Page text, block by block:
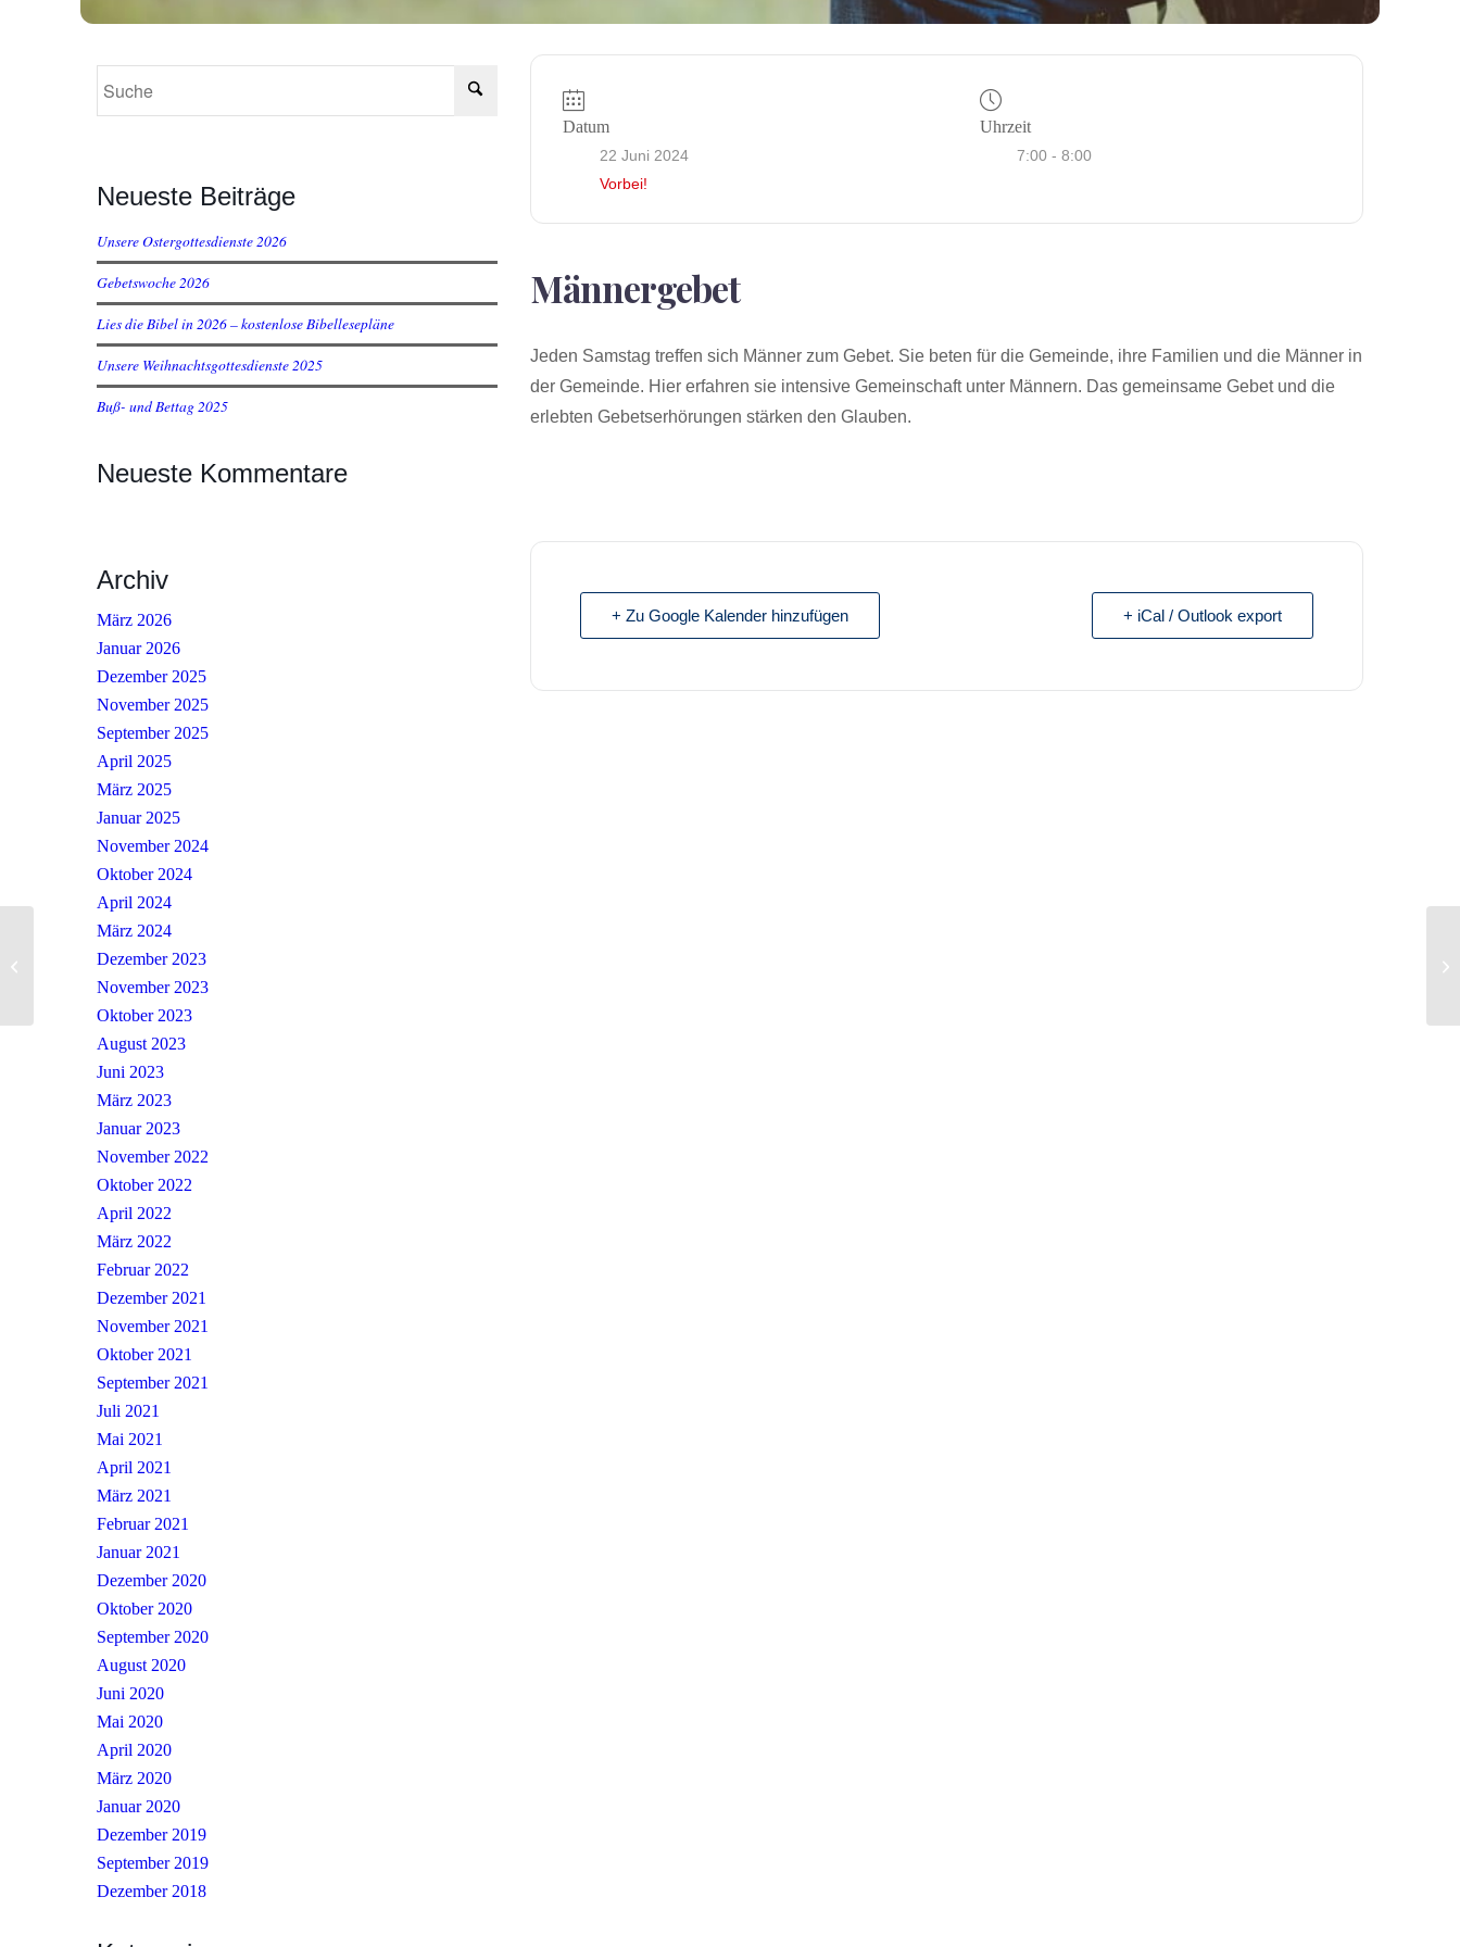
Neueste Beiträge
Unsere Ostergottesdienste 2026
Gebetswoche 2026
Lies die Bibel in 2026 – kostenlose Bibellesepläne
Unsere Weihnachtsgottesdienste 2025
Buß- und Bettag 2025
Neueste Kommentare
Archiv
März 2026
Januar 2026
Dezember 2025
November 2025
September 2025
April 2025
März 2025
Januar 2025
November 2024
Oktober 2024
April 2024
März 2024
Dezember 2023
November 2023
Oktober 2023
August 2023
Juni 2023
März 2023
Januar 2023
November 2022
Oktober 2022
April 2022
März 2022
Februar 2022
Dezember 2021
November 2021
Oktober 2021
September 2021
Juli 2021
Mai 2021
April 2021
März 2021
Februar 2021
Januar 2021
Dezember 2020
Oktober 2020
September 2020
August 2020
Juni 2020
Mai 2020
April 2020
März 2020
Januar 2020
Dezember 2019
September 2019
Dezember 2018
Datum
22 Juni 2024
Vorbei!
Uhrzeit
7:00 - 8:00
Männergebet
Jeden Samstag treffen sich Männer zum Gebet. Sie beten für die Gemeinde, ihre Familien und die Männer in
der Gemeinde. Hier erfahren sie intensive Gemeinschaft unter Männern. Das gemeinsame Gebet und die
erlebten Gebetserhörungen stärken den Glauben.
+ Zu Google Kalender hinzufügen + iCal / Outlook export
Jugendstunde